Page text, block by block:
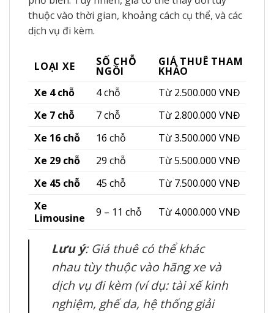
thuộc vào thời gian, khoảng cách cụ thể, và các
dịch vụ đi kèm.
LOẠI XE SỐ CHỖ
NGỒI
GIÁ THUÊ THAM
KHẢO
Xe 4 chỗ
4 chỗ
Từ 2.500.000 VNĐ
Xe 7 chỗ
7 chỗ
Từ 2.800.000 VNĐ
Xe 16 chỗ
16 chỗ
Từ 3.500.000 VNĐ
Xe 29 chỗ
29 chỗ
Từ 5.500.000 VNĐ
Xe 45 chỗ
45 chỗ
Từ 7.500.000 VNĐ
Xe
Limousine
9 – 11 chỗ Từ 4.000.000 VNĐ
Lưu ý: Giá thuê có thể khác
nhau tùy thuộc vào hãng xe và
dịch vụ đi kèm (ví dụ: tài xế kinh
nghiệm, ghế da, hệ thống giải